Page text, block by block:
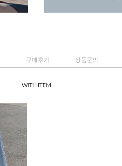
구매후기 상품문의
WITH ITEM